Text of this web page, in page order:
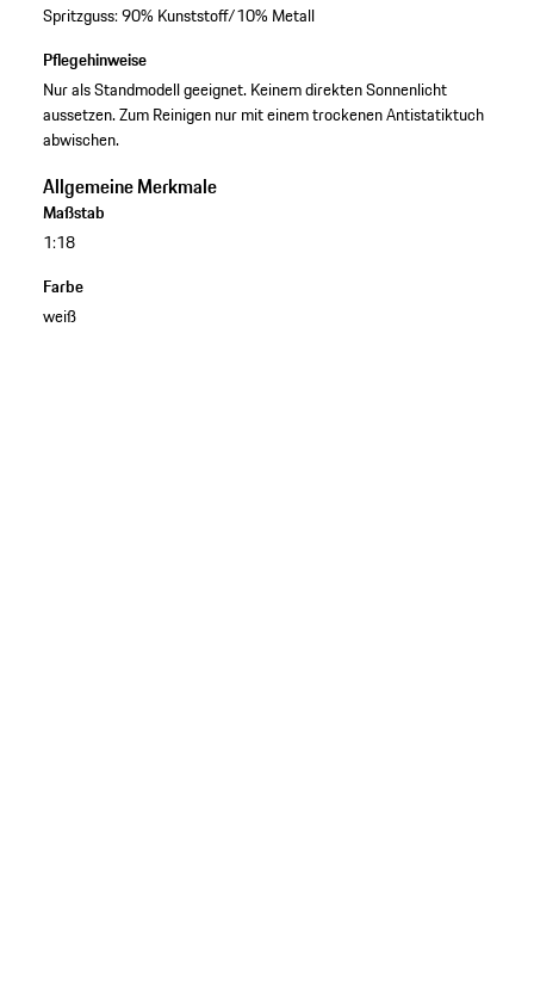
Spritzguss: 90% Kunststoff/10% Metall
Pflegehinweise
Nur als Standmodell geeignet. Keinem direkten Sonnenlicht
aussetzen. Zum Reinigen nur mit einem trockenen Antistatiktuch
abwischen.
Allgemeine Merkmale
Maßstab
1:18
Farbe
weiß